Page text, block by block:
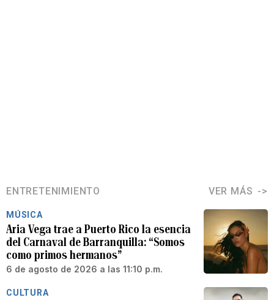
ENTRETENIMIENTO VER MÁS
MÚSICA
Aria Vega trae a Puerto Rico la esencia
del Carnaval de Barranquilla: “Somos
como primos hermanos”
6 de agosto de 2026 a las 11:10 p.m.
CULTURA